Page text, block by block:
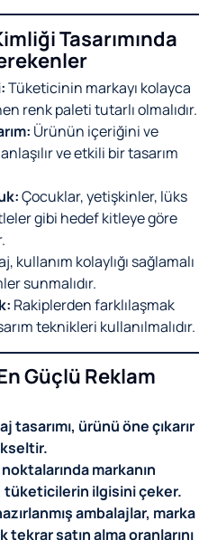
Tasarımında
Tüketicinin markayı kolayca
renk paleti tutarlı olmalıdır.
Ürünün içeriğini ve
ve etkili bir tasarım
Çocuklar, yetişkinler, lüks
gibi hedef kitleye göre
kullanım kolaylığı sağlamalı
sunmalıdır.
Rakiplerden farklılaşmak
teknikleri kullanılmalıdır.
Güçlü Reklam
tasarımı, ürünü öne çıkarır
markanın
tüketicilerin ilgisini çeker.
ambalajlar, marka
satın alma oranlarını